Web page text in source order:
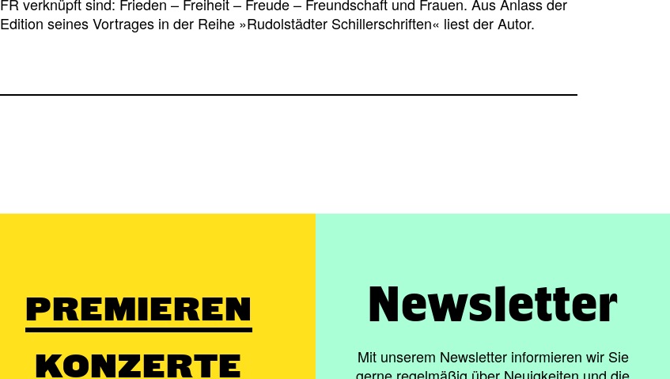
Edition seines Vortrages in der Reihe »Rudolstädter Schillerschriften« liest der Autor.
PREMIEREN
KONZERTE
Newsletter
Mit unserem Newsletter informieren wir Sie